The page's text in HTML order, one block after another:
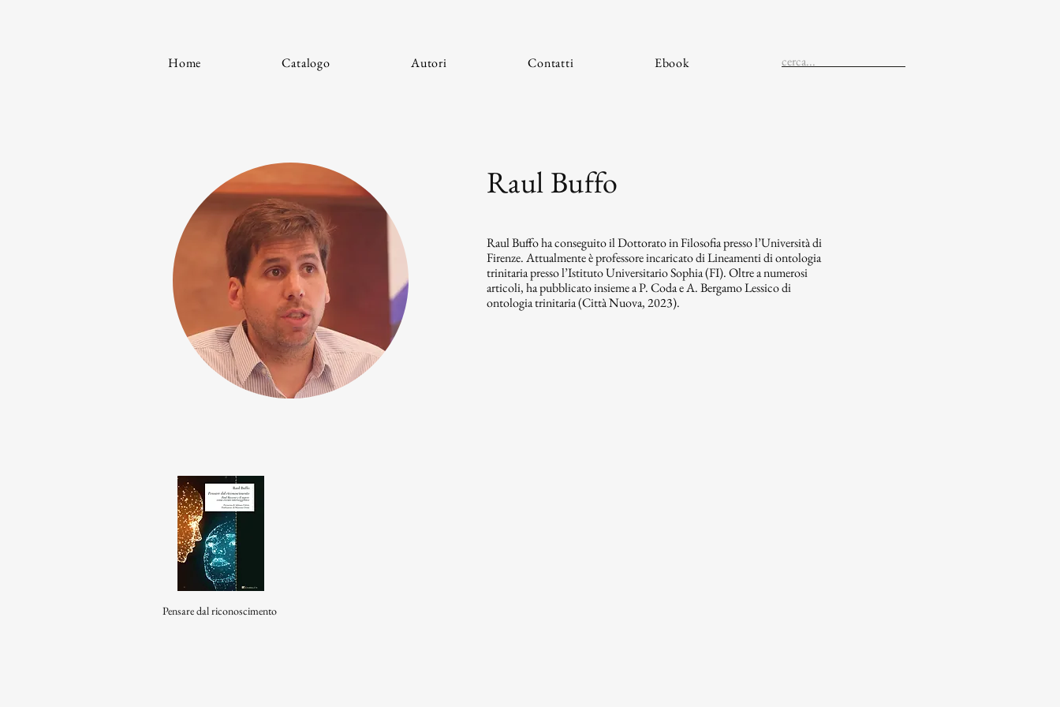
Home Catalogo Autori Contatti Ebook
Raul Buffo
Raul Buffo ha conseguito il Dottorato in Filosofia presso l’Università di
Firenze. Attualmente è professore incaricato di Lineamenti di ontologia
trinitaria presso l’Istituto Universitario Sophia (FI). Oltre a numerosi
articoli, ha pubblicato insieme a P. Coda e A. Bergamo Lessico di
ontologia trinitaria (Città Nuova, 2023).
Pensare dal riconoscimento